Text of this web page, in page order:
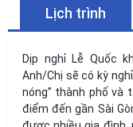
Lịch trình
Dịp nghỉ Lễ Quốc
Anh/Chị sẽ có kỳ
nóng” thành phố và
điểm đến gần Sài